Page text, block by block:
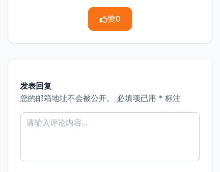
赞0
发表回复
您的邮箱地址不会被公开。
必填项已用 * 标注